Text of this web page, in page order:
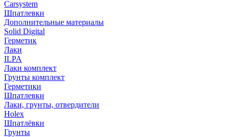
Carsystem
Шпатлевки
Дополнительные материалы
Solid Digital
Герметик
Лаки
ILPA
Лаки комплект
Грунты комплект
Герметики
Шпатлевки
Лаки, грунты, отвердители
Holex
Шпатлёвки
Грунты